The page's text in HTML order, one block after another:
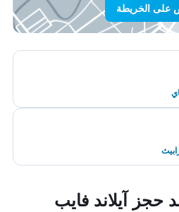
على الخريطة
حجز آيلاند فايب